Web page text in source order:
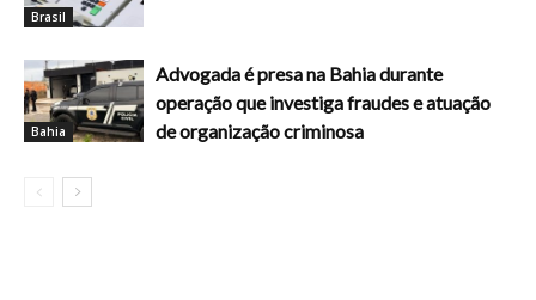
Brasil
Bahia
Advogada é presa na Bahia durante
operação que investiga fraudes e atuação
de organização criminosa